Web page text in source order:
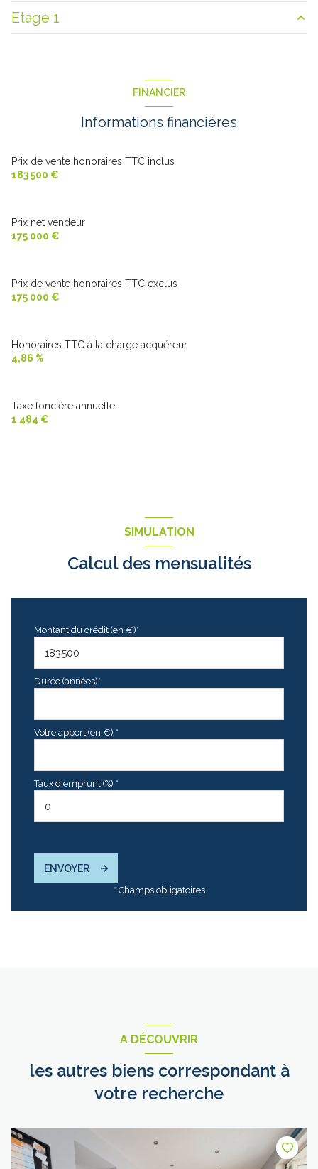
cuisine
Etage 1
salle de bain
FINANCIER
Informations financières
Prix de vente honoraires TTC inclus
183 500 €
Prix net vendeur
175 000 €
Prix de vente honoraires TTC exclus
175 000 €
Honoraires TTC à la charge acquéreur
4,86 %
Taxe foncière annuelle
1 484 €
SIMULATION
Calcul des mensualités
Montant du crédit (en €)*
Durée (années)*
Votre apport (en €) *
Taux d'emprunt (%) *
ENVOYER
* Champs obligatoires
A DÉCOUVRIR
les autres biens correspondant à
votre recherche